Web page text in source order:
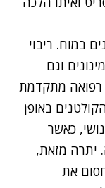
במוח. ריבוי
וגם
רפואה מתקדמת
באופן
כאשר
יתרה מזאת,
את